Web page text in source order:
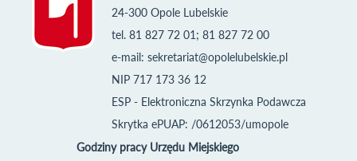
24-300 Opole Lubelskie
tel. 81 827 72 01; 81 827 72 00
e-mail: sekretariat@opolelubelskie.pl
NIP 717 173 36 12
ESP - Elektroniczna Skrzynka Podawcza
Skrytka ePUAP: /0612053/umopole
Godziny pracy Urzędu Miejskiego